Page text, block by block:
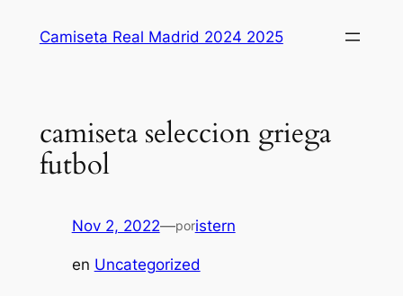
Camiseta Real Madrid 2024 2025
camiseta seleccion griega
futbol
Nov 2, 2022—poristern
en Uncategorized